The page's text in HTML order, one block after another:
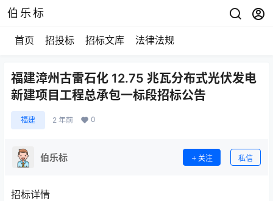
伯乐标
首页 招投标 招标文库 法律法规
福建漳州古雷石化 12.75 兆瓦分布式光伏发电
新建项目工程总承包一标段招标公告
福建 2 年前 0
伯乐标 关注 私信
招标详情